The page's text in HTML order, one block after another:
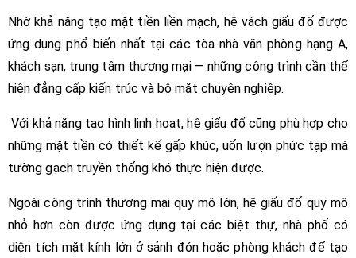
Nhờ khả năng tạo mặt tiền liền mạch, hệ vách giấu đố được
ứng dụng phổ biến nhất tại các tòa nhà văn phòng hạng A,
khách sạn, trung tâm thương mại — những công trình cần thể
hiện đẳng cấp kiến trúc và bộ mặt chuyên nghiệp.
Với khả năng tạo hình linh hoạt, hệ giấu đố cũng phù hợp cho
những mặt tiền có thiết kế gấp khúc, uốn lượn phức tạp mà
tường gạch truyền thống khó thực hiện được.
Ngoài công trình thương mại quy mô lớn, hệ giấu đố quy mô
nhỏ hơn còn được ứng dụng tại các biệt thự, nhà phố có
diện tích mặt kính lớn ở sảnh đón hoặc phòng khách để tạo